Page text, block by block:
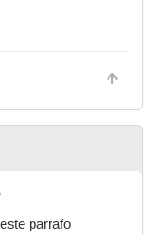
parrafo